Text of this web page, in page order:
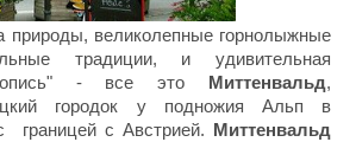
природы, великолепные горнолыжные
традиции, и удивительная
- все это Миттенвальд,
городок у подножия Альп в
границей с Австрией. Миттенвальд